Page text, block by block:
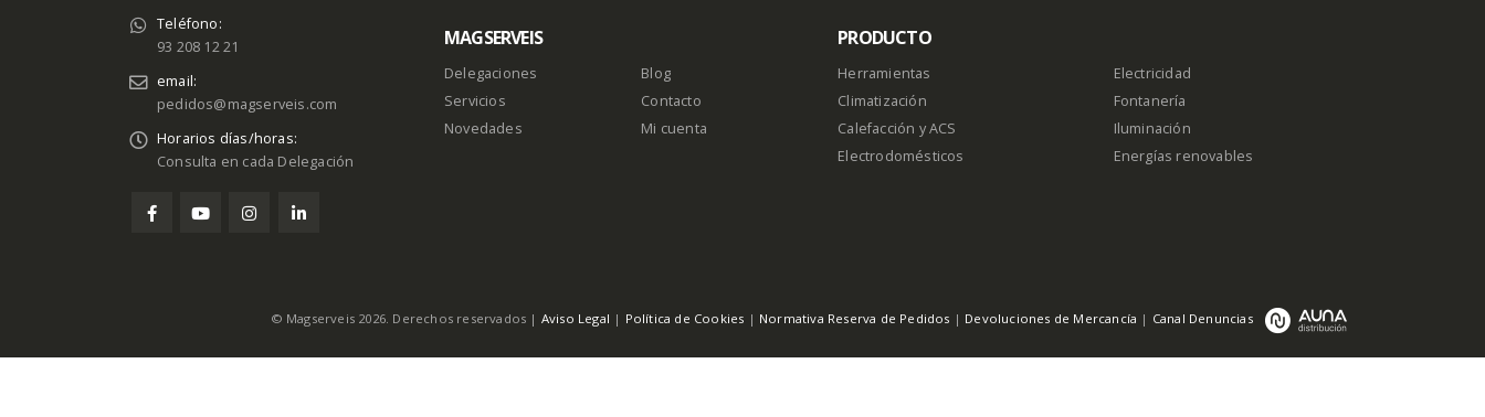
Teléfono:
93 208 12 21
email:
pedidos@magserveis.com
Horarios días/horas:
Consulta en cada Delegación
MAGSERVEIS
Delegaciones
Servicios
Novedades
Blog
Contacto
Mi cuenta
PRODUCTO
Herramientas
Climatización
Calefacción y ACS
Electrodomésticos
Electricidad
Fontanería
Iluminación
Energías renovables
© Magserveis 2026. Derechos reservados | Aviso Legal | Política de Cookies | Normativa Reserva de Pedidos | Devoluciones de Mercancía | Canal Denuncias